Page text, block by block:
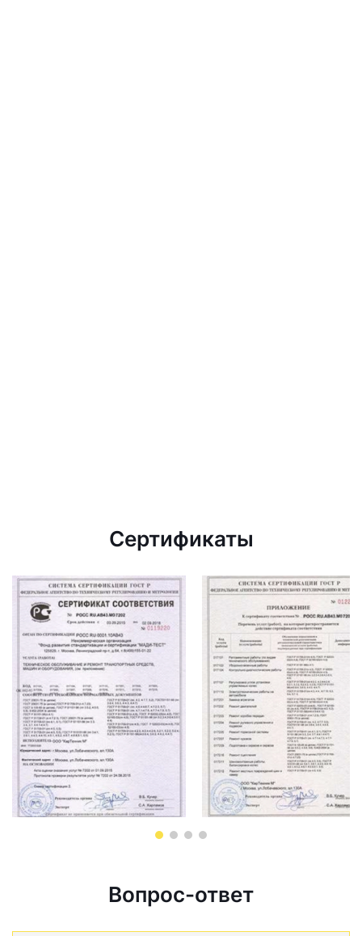
Сертификаты
Вопрос-ответ